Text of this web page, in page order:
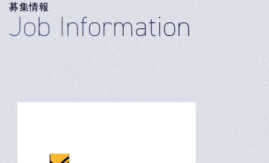
募集情報
Job Information